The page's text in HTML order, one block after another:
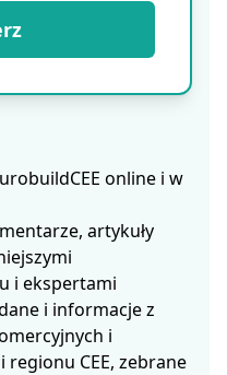
online i w
artykuły
i ekspertami
i informacje z
i
CEE, zebrane